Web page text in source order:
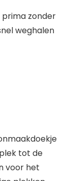
zonder
weghalen
tot de
voor het